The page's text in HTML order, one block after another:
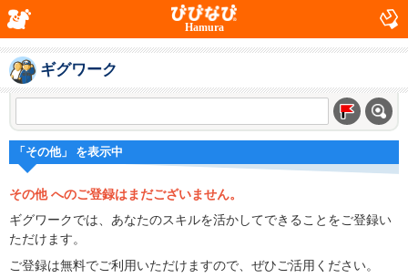
Hamura
ギグワーク
「その他」 を表示中
その他 へのご登録はまだございません。
ギグワークでは、あなたのスキルを活かしてできることをご登録い
ただけます。
ご登録は無料でご利用いただけますので、ぜひご活用ください。